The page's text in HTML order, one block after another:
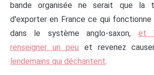
bande organisée ne serait que la
d'exporter en France ce qui
dans le système anglo-saxon, et
renseigner un peu et revenez
lendemains qui déchantent.